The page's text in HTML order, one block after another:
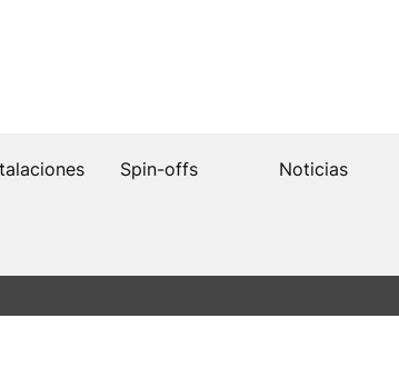
Spin-offs Noticias